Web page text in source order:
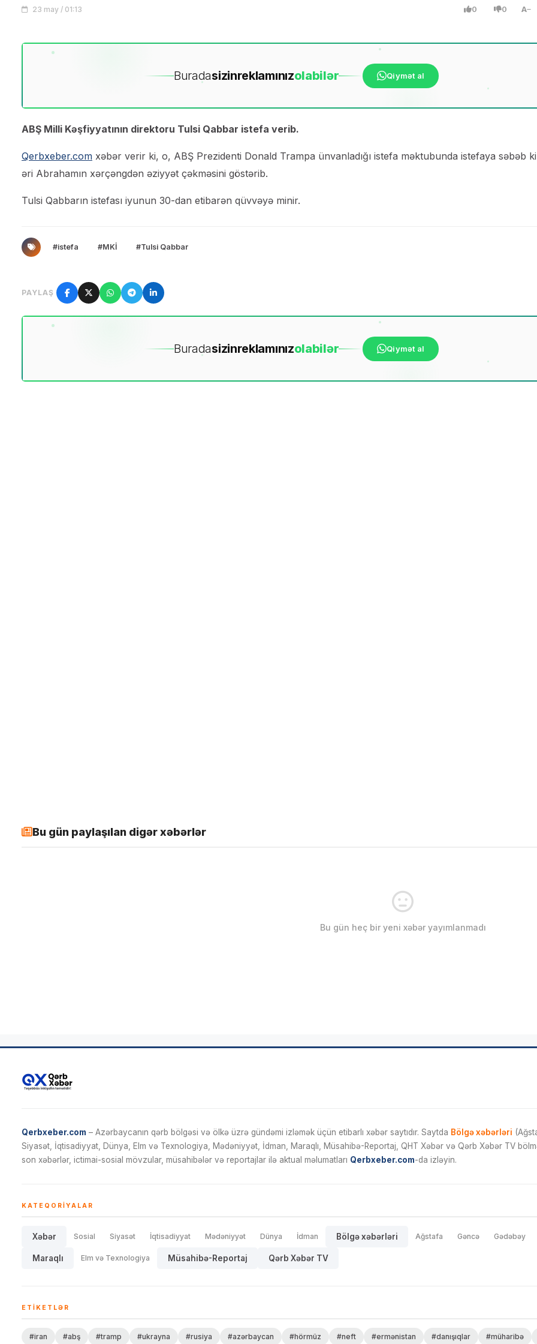
23 may / 01:13 0 0 A
Buradasizinreklamınızolabilər Qiymət al
ABŞ Milli Kəşfiyyatının direktoru Tulsi Qabbar istefa verib.
Qerbxeber.com xəbər verir ki, o, ABŞ Prezidenti Donald Trampa ünvanladığı istefa məktubunda istefaya səbəb
əri Abrahamın xərçəngdən əziyyət çəkməsini göstərib.
Tulsi Qabbarın istefası iyunun 30-dan etibarən qüvvəyə minir.
#istefa #MKİ #Tulsi Qabbar
PAYLAŞ
Buradasizinreklamınızolabilər Qiymət al
Bu gün paylaşılan digər xəbərlər
Bu gün heç bir yeni xəbər yayımlanmadı
Qerbxeber.com – Azərbaycanın qərb bölgəsi və ölkə üzrə gündəmi izləmək üçün etibarlı xəbər saytıdır. Saytda Bölgə xəbərləri
Siyasət, İqtisadiyyat, Dünya, Elm və Texnologiya, Mədəniyyət, İdman, Maraqlı, Müsahibə-Reportaj, QHT Xəbər və Qərb Xəbər TV
son xəbərlər, ictimai-sosial mövzular, müsahibələr və reportajlar ilə aktual məlumatları Qerbxeber.com-da izləyin.
KATEQORIYALAR
Xəbər Sosial Siyasət İqtisadiyyat Mədəniyyət Dünya İdman Bölgə xəbərləri Ağstafa Gəncə Gədəbəy
Maraqlı Elm və Texnologiya Müsahibə-Reportaj Qərb Xəbər TV
ETIKETLƏR
#iran #abş #tramp #ukrayna #rusiya #azərbaycan #hörmüz #neft #ermənistan #danışıqlar #müharibə